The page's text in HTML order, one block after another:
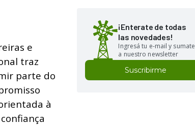
e
traz
parte do
à
¡Enterate de todas
las novedades!
Ingresá tu e-mail y sumate
a nuestro newsletter
Suscribirme